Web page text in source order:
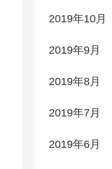
2019年10月
2019年9月
2019年8月
2019年7月
2019年6月